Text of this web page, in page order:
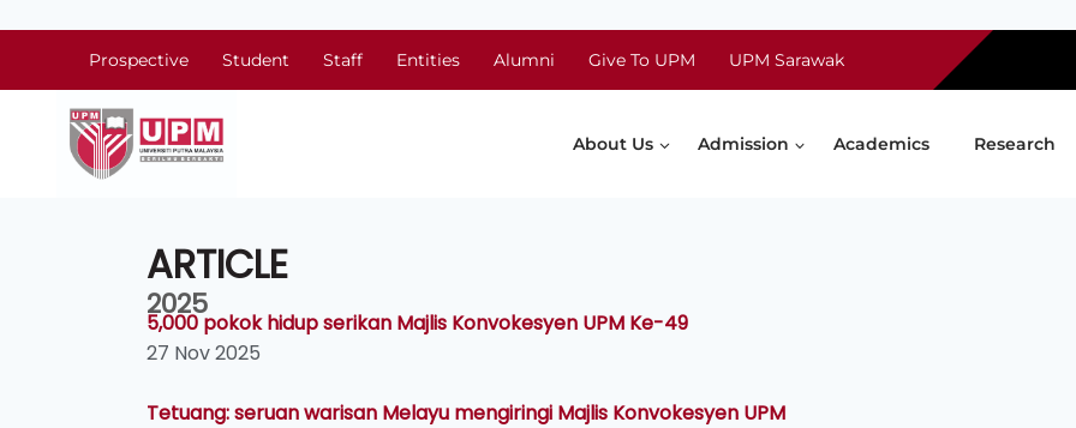
Prospective Student Staff Entities Alumni Give To UPM UPM Sarawak
About Us Admission Academics Research
ARTICLE
2025
5,000 pokok hidup serikan Majlis Konvokesyen UPM Ke-49
27 Nov 2025
Tetuang: seruan warisan Melayu mengiringi Majlis Konvokesyen UPM